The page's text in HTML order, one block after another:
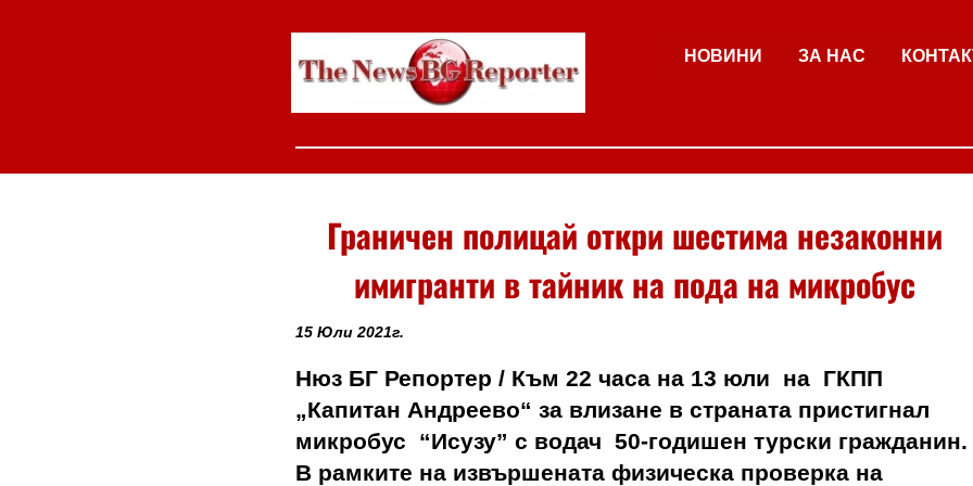
НОВИНИ ЗА НАС
Граничен полицай откри шестима незаконни
имигранти в тайник на пода на микробус
15 Юли 2021г.
Нюз БГ Репортер / Към 22 часа на 13 юли на ГКПП
„Капитан Андреево“ за влизане в страната пристигнал
микробус “Исузу” с водач 50-годишен турски гражданин.
В рамките на извършената физическа проверка на